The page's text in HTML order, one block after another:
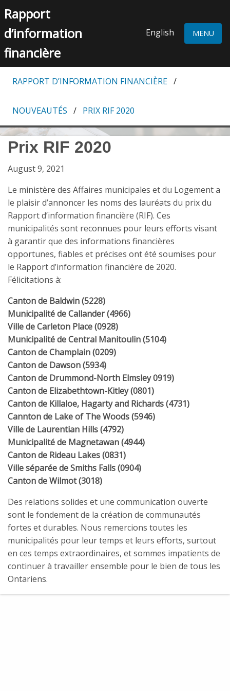
Rapport
d’information
financière
English MENU
RAPPORT D’INFORMATION FINANCIÈRE
NOUVEAUTÉS PRIX ​​RIF 2020
Prix ​​RIF 2020
August 9, 2021
Le ministère des Affaires municipales et du Logement a
le plaisir d’annoncer les noms des lauréats du prix du
Rapport d’information financière (RIF). Ces
municipalités sont reconnues pour leurs efforts visant
à garantir que des informations financières
opportunes, fiables et précises ont été soumises pour
le Rapport d’information financière de 2020.
Félicitations à:
Canton de Baldwin (5228)
Municipalité de Callander (4966)
Ville de Carleton Place (0928)
Municipalité de Central Manitoulin (5104)
Canton de Champlain (0209)
Canton de Dawson (5934)
Canton de Drummond-North Elmsley 0919)
Canton de Elizabethtown-Kitley (0801)
Canton de Killaloe, Hagarty and Richards (4731)
Cannton de Lake of The Woods (5946)
Ville de Laurentian Hills (4792)
Municipalité de Magnetawan (4944)
Canton de Rideau Lakes (0831)
Ville séparée de Smiths Falls (0904)
Canton de Wilmot (3018)
Des relations solides et une communication ouverte
sont le fondement de la création de communautés
fortes et durables. Nous remercions toutes les
municipalités pour leur temps et leurs efforts, surtout
en ces temps extraordinaires, et sommes impatients de
continuer à travailler ensemble pour le bien de tous les
Ontariens.